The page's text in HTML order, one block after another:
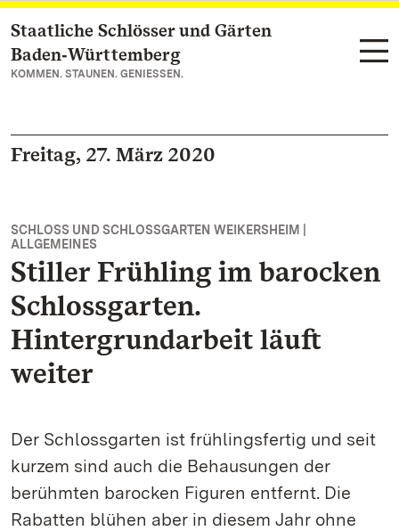
Zum Hauptinhalt springen
Staatliche Schlösser und Gärten
Baden‑Württemberg
KOMMEN. STAUNEN. GENIESSEN.
Freitag, 27. März 2020
SCHLOSS UND SCHLOSSGARTEN WEIKERSHEIM |
ALLGEMEINES
Stiller Frühling im barocken
Schlossgarten.
Hintergrundarbeit läuft
weiter
Der Schlossgarten ist frühlingsfertig und seit
kurzem sind auch die Behausungen der
berühmten barocken Figuren entfernt. Die
Rabatten blühen aber in diesem Jahr ohne